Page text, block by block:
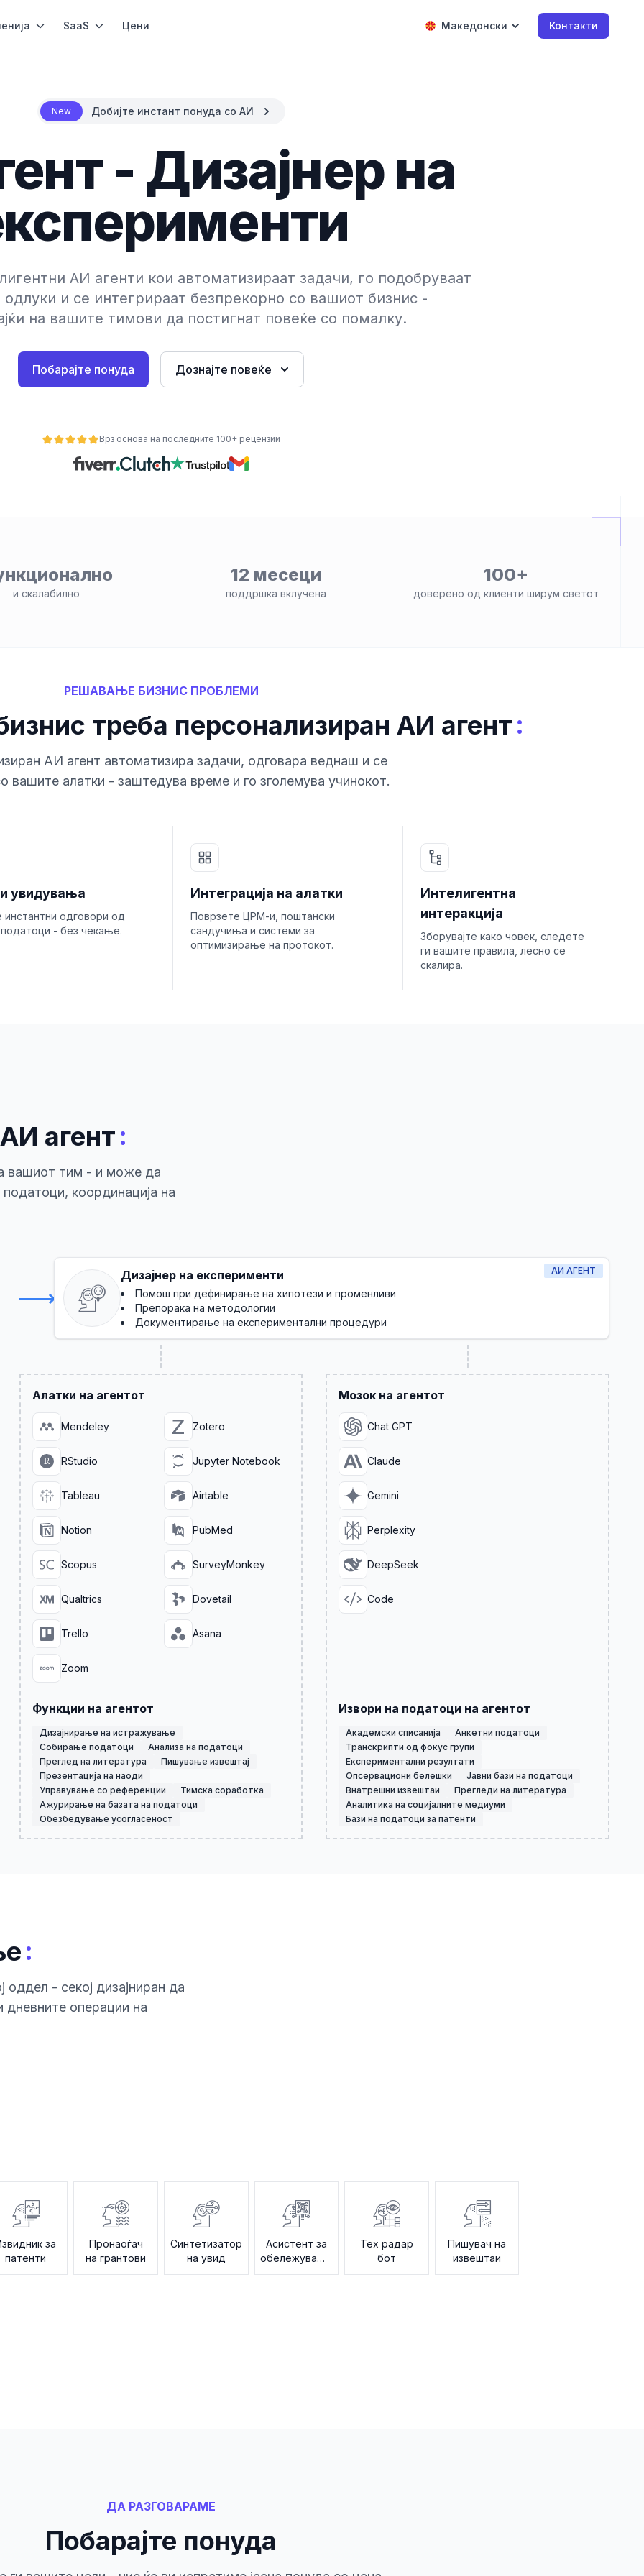
SaaS Цени Македонски Контакти
New Добијте инстант понуда со АИ
- Дизајнер на
АИ агенти кои автоматизираат задачи, го подобруваат
и се интегрираат безпрекорно со вашиот бизнис -
на вашите тимови да постигнат повеќе со помалку.
Побарајте понуда Дознајте повеќе
Врз основа на последните 100+ рецензии
и скалабилно
12 месеци
поддршка вклучена
100+
доверено од клиенти ширум светот
РЕШАВАЊЕ БИЗНИС ПРОБЛЕМИ
треба персонализиран АИ агент:
АИ агент автоматизира задачи, одговара веднаш и се
вашите алатки - заштедува време и го зголемува учинокот.
увидувања
инстантни одговори од
- без чекање.
Интеграција на алатки
Поврзете ЦРМ-и, поштански
сандучиња и системи за
оптимизирање на протокот.
Интелигентна
интеракција
Зборувајте како човек, следете
ги вашите правила, лесно се
скалира.
агент:
вашиот тим - и може да
координација на
АИ АГЕНТ
Дизајнер на експерименти
Помош при дефинирање на хипотези и променливи
Препорака на методологии
Документирање на експериментални процедури
Алатки на агентот
Mendeley Zotero
RStudio Jupyter Notebook
Tableau Airtable
Notion PubMed
Scopus SurveyMonkey
Qualtrics Dovetail
Trello Asana
Zoom
Функции на агентот
Дизајнирање на истражување
Собирање податоци
Анализа на податоци
Преглед на литература
Пишување извештај
Презентација на наоди
Управување со референции
Тимска соработка
Ажурирање на базата на податоци
Обезбедување усогласеност
Мозок на агентот
Chat GPT
Claude
Gemini
Perplexity
DeepSeek
Code
Извори на податоци на агентот
Академски списанија
Анкетни податоци
Транскрипти од фокус групи
Експериментални резултати
Опсервациони белешки
Јавни бази на податоци
Внатрешни извештаи
Прегледи на литература
Аналитика на социјалните медиуми
Бази на податоци за патенти
:
- секој дизајниран да
дневните операции на
за
патенти
Пронаоѓач
на грантови
Синтетизатор
на увид
Асистент за
обележување
на податоци
Тех радар
бот
Пишувач на
извештаи
ДА РАЗГОВАРАМЕ
Побарајте понуда